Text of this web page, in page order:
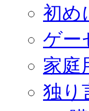
初め
ゲー
家庭
独り